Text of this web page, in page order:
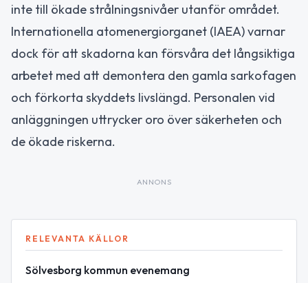
inte till ökade strålningsnivåer utanför området.
Internationella atomenergiorganet (IAEA) varnar
dock för att skadorna kan försvåra det långsiktiga
arbetet med att demontera den gamla sarkofagen
och förkorta skyddets livslängd. Personalen vid
anläggningen uttrycker oro över säkerheten och
de ökade riskerna.
ANNONS
RELEVANTA KÄLLOR
Sölvesborg kommun evenemang